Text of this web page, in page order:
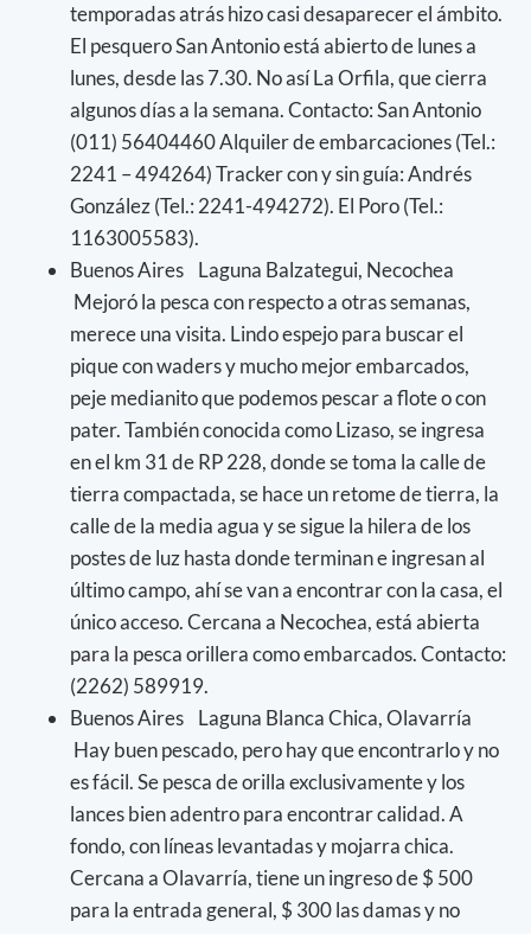
temporadas atrás hizo casi desaparecer el ámbito.
El pesquero San Antonio está abierto de lunes a
lunes, desde las 7.30. No así La Orfila, que cierra
algunos días a la semana. Contacto: San Antonio
(011) 56404460 Alquiler de embarcaciones (Tel.:
2241 – 494264) Tracker con y sin guía: Andrés
González (Tel.: 2241-494272). El Poro (Tel.:
1163005583).
Buenos Aires Laguna Balzategui, Necochea
Mejoró la pesca con respecto a otras semanas,
merece una visita. Lindo espejo para buscar el
pique con waders y mucho mejor embarcados,
peje medianito que podemos pescar a flote o con
pater. También conocida como Lizaso, se ingresa
en el km 31 de RP 228, donde se toma la calle de
tierra compactada, se hace un retome de tierra, la
calle de la media agua y se sigue la hilera de los
postes de luz hasta donde terminan e ingresan al
último campo, ahí se van a encontrar con la casa, el
único acceso. Cercana a Necochea, está abierta
para la pesca orillera como embarcados. Contacto:
(2262) 589919.
Buenos Aires Laguna Blanca Chica, Olavarría
Hay buen pescado, pero hay que encontrarlo y no
es fácil. Se pesca de orilla exclusivamente y los
lances bien adentro para encontrar calidad. A
fondo, con líneas levantadas y mojarra chica.
Cercana a Olavarría, tiene un ingreso de $ 500
para la entrada general, $ 300 las damas y no